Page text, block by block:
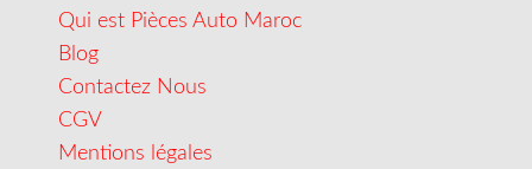
Qui est Pièces Auto Maroc
Blog
Contactez Nous
CGV
Mentions légales